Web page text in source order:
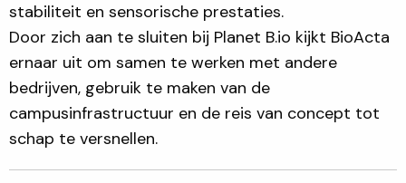
stabiliteit en sensorische prestaties.
Door zich aan te sluiten bij Planet B.io kijkt BioActa
ernaar uit om samen te werken met andere
bedrijven, gebruik te maken van de
campusinfrastructuur en de reis van concept tot
schap te versnellen.